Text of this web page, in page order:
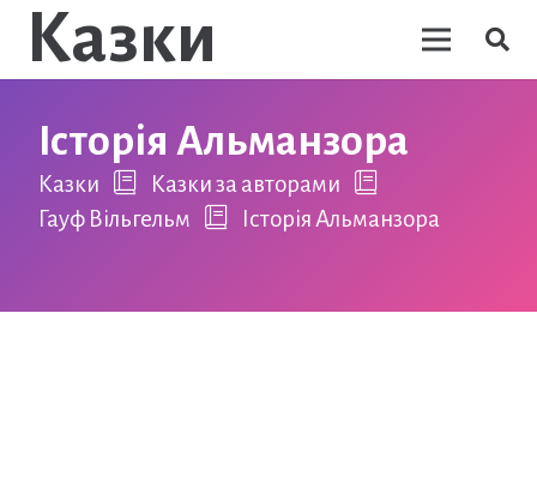
Казки
Історія Альманзора
Казки
Казки за авторами
Гауф Вільгельм
Історія Альманзора